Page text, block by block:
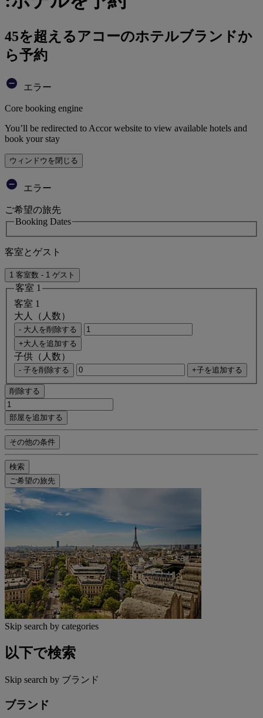
45を超えるアコーのホテルブランドか
ら予約
エラー
Core booking engine
You’ll be redirected to Accor website to view available hotels and
book your stay
ウィンドウを閉じる
エラー
ご希望の旅先
Booking Dates
客室とゲスト
1 客室数 - 1 ゲスト
客室 1
客室 1
大人（人数）
- 大人を削除する
+大人を追加する
子供（人数）
- 子を削除する +子を追加する
削除する
部屋を追加する
その他の条件
検索
ご希望の旅先
Skip search by categories
以下で検索
Skip search by ブランド
ブランド